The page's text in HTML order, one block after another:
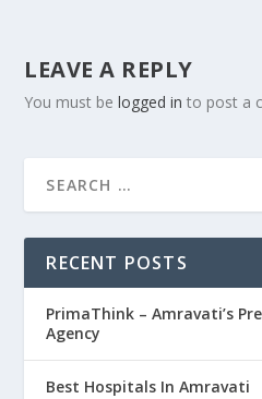
LEAVE A REPLY
You must belogged in to post a
RECENT POSTS
PrimaThink – Amravati’s
Agency
Best Hospitals In Amravati